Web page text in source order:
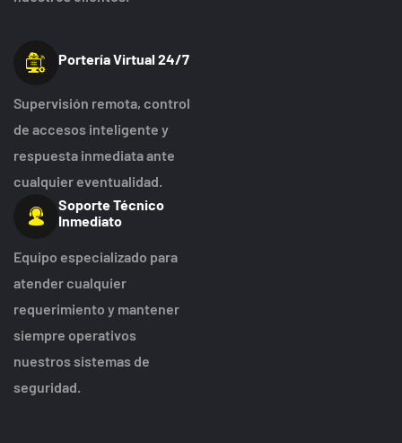
Portería Virtual 24/7
Supervisión remota, control
de accesos inteligente y
respuesta inmediata ante
cualquier eventualidad.
Soporte Técnico
Inmediato
Equipo especializado para
atender cualquier
requerimiento y mantener
siempre operativos
nuestros sistemas de
seguridad.